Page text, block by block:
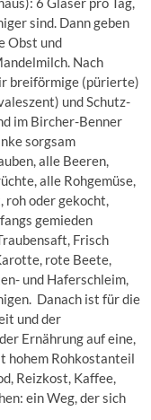
sind. Dann geben
Obst und
Nach
breiförmige (pürierte)
und Schutz-
im Bircher-Benner
sorgsam
alle Beeren,
alle Rohgemüse,
roh oder gekocht,
gemieden
Frisch
rote Beete,
und Haferschleim,
Danach ist für die
und der
Ernährung auf eine,
hohem Rohkostanteil
Reizkost, Kaffee,
ein Weg, der sich